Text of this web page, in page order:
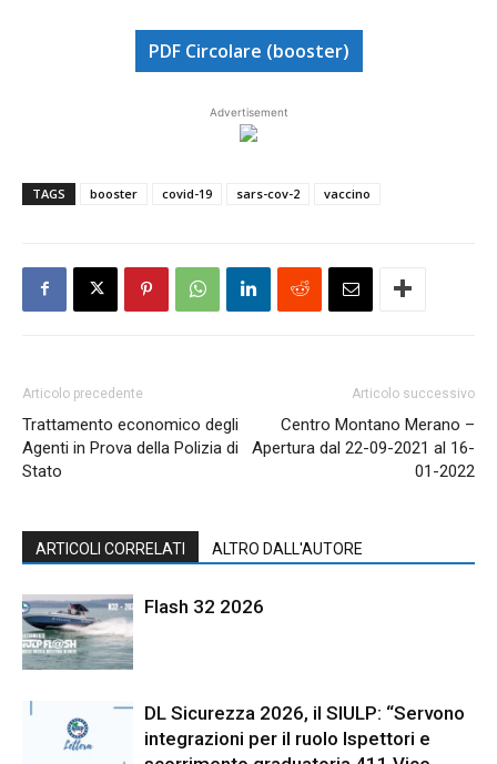
PDF Circolare (booster)
Advertisement
TAGS booster covid-19 sars-cov-2 vaccino
Articolo precedente
Trattamento economico degli
Agenti in Prova della Polizia di
Stato
Articolo successivo
Centro Montano Merano –
Apertura dal 22-09-2021 al 16-
01-2022
ARTICOLI CORRELATI ALTRO DALL'AUTORE
Flash 32 2026
DL Sicurezza 2026, il SIULP: “Servono
integrazioni per il ruolo Ispettori e